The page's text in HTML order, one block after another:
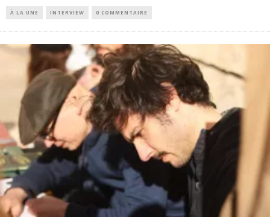
À LA UNE INTERVIEW 0 COMMENTAIRE